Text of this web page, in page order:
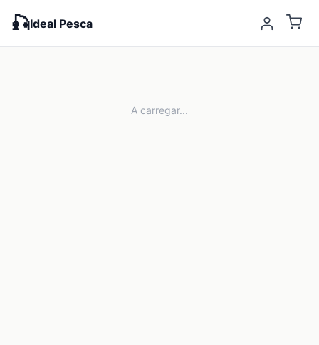
🎣Ideal Pesca
A carregar...